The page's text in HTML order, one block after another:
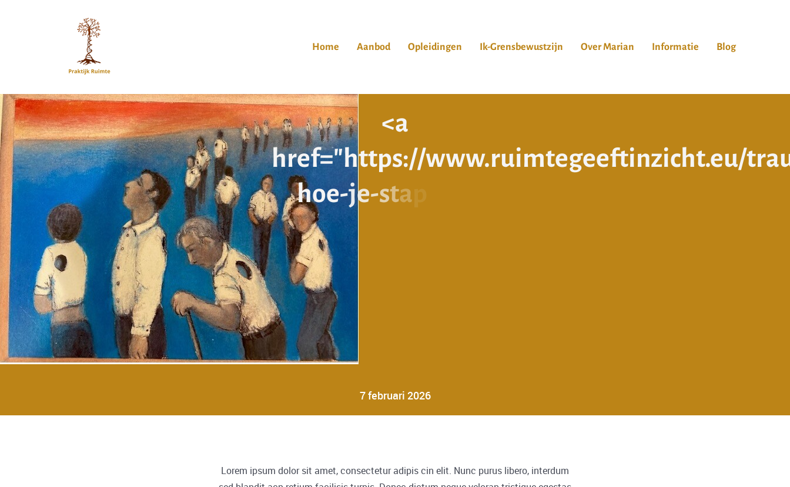
Home Aanbod Opleidingen Ik-Grensbewustzijn Over Marian Informatie Blog
<a
href="https://www.ruimtegeeftinzicht.eu/tra
hoe-je-sta
st
terugk
7 februari 2026
Lorem ipsum dolor sit amet, consectetur adipis cin elit. Nunc purus libero, interdum